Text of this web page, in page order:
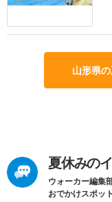
山形県
夏休みの
ウォーカー編集
おでかけスポット